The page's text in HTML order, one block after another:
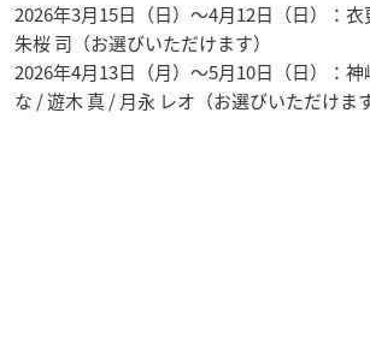
2026年3月15日（日）〜4月12日（日）：
朱桜 司（お選びいただけます）
2026年4月13日（月）〜5月10日（日）：神
な / 遊木 真 / 月永 レオ（お選びいただけます